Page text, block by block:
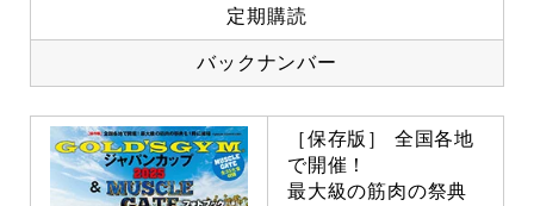
定期購読
バックナンバー
［保存版］ 全国各地
で開催！
最大級の筋肉の祭典